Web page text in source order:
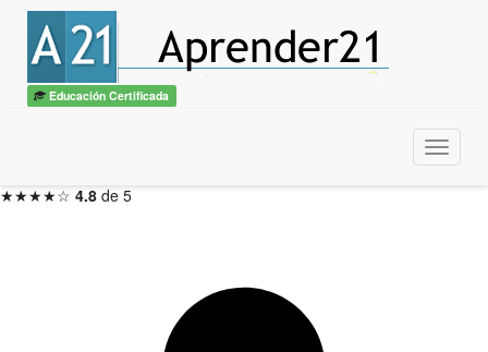
Educación Certificada
Menu
Experto en Diseño Gráfico
Certificado porITSS + CBTech
★★★★☆ 4.8 de 5